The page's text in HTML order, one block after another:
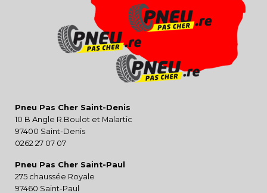
Pneu Pas Cher Saint-Denis
10 B Angle R.Boulot et Malartic
97400 Saint-Denis
0262 27 07 07
Pneu Pas Cher Saint-Paul
275 chaussée Royale
97460 Saint-Paul